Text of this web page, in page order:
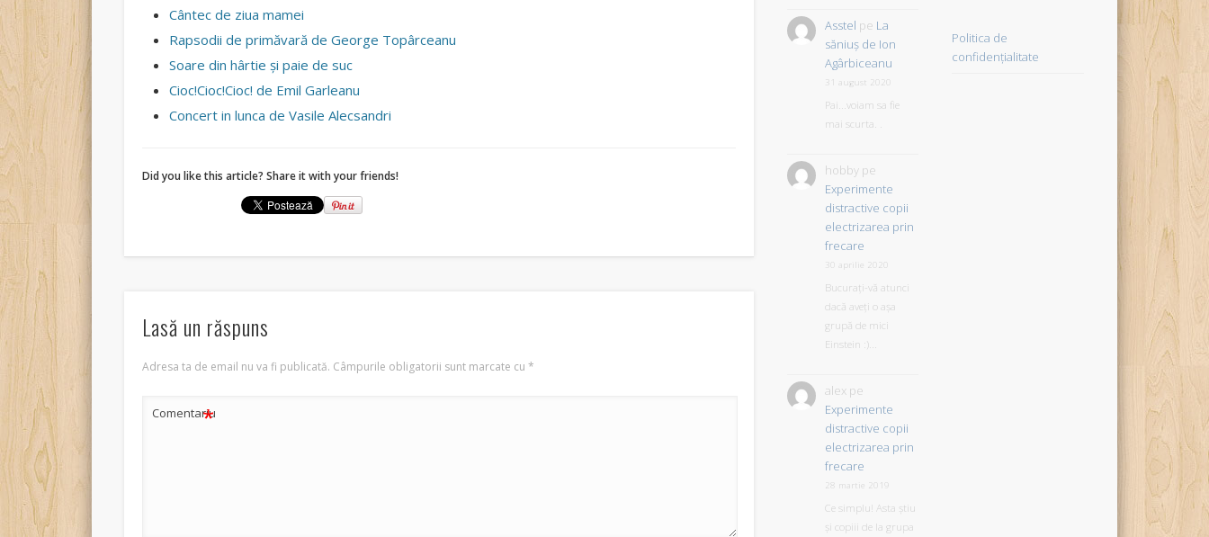
Cântec de ziua mamei
Rapsodii de primăvară de George Topârceanu
Soare din hârtie și paie de suc
Cioc!Cioc!Cioc! de Emil Garleanu
Concert in lunca de Vasile Alecsandri
Did you like this article? Share it with your friends!
Lasă un răspuns
Adresa ta de email nu va fi publicată. Câmpurile obligatorii sunt marcate cu*
Comentariu
*
Asstel pe La
săniuş de Ion
Agârbiceanu
31 august 2020
Pai...voiam sa fie
mai scurta. .
hobbype
Experimente
distractive copii
electrizarea prin
frecare
30 aprilie 2020
Bucurați-vă atunci
dacă aveți o așa
grupă de mici
Einstein :)...
alexpe
Experimente
distractive copii
electrizarea prin
frecare
28 martie 2019
Ce simplu! Asta știu
și copiii de la grupa
Politica de
confidențialitate